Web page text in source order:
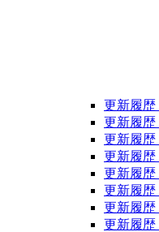
更新履
更新履
更新履
更新履
更新履
更新履
更新履
更新履